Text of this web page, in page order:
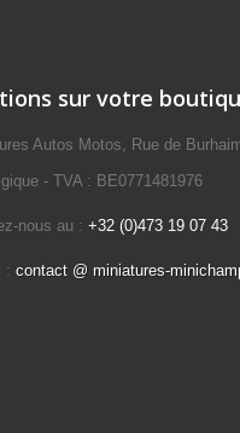
sur votre
Autos Motos, Rue de
- TVA : BE0771481976
nous au : +32 (0)473 19 07 43
: contact @ miniatures-